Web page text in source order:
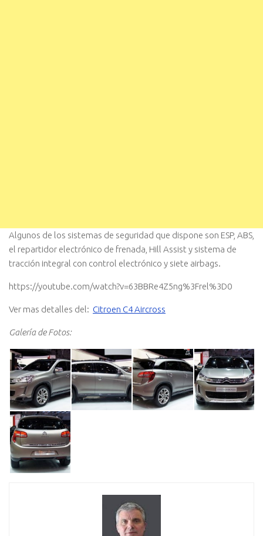
Algunos de los sistemas de seguridad que dispone son ESP, ABS,
el repartidor electrónico de frenada, Hill Assist y sistema de
tracción integral con control electrónico y siete airbags.
https://youtube.com/watch?v=63BBRe4Z5ng%3Frel%3D0
Ver mas detalles del: Citroen C4 Aircross
Galería de Fotos: